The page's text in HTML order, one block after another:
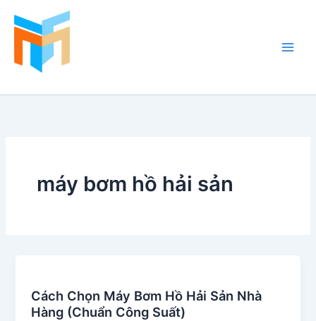
máy bơm hồ hải sản
Cách Chọn Máy Bơm Hồ Hải Sản Nhà
Hàng (Chuẩn Công Suất)